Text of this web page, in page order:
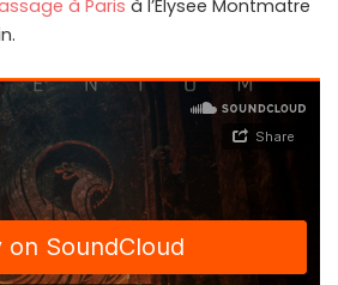
à Paris à l’Elysee Montmatre